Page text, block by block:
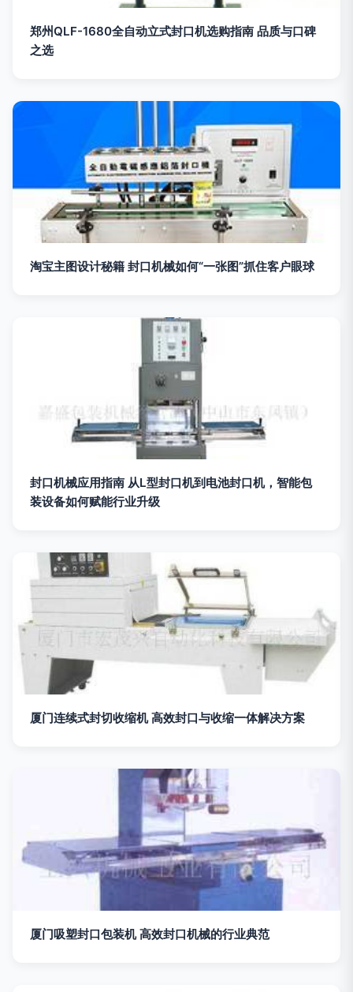
郑州QLF-1680全自动立式封口机选购指南 品质与口碑
之选
淘宝主图设计秘籍 封口机械如何“一张图”抓住客户眼球
封口机械应用指南 从L型封口机到电池封口机，智能包
装设备如何赋能行业升级
厦门连续式封切收缩机 高效封口与收缩一体解决方案
厦门吸塑封口包装机 高效封口机械的行业典范